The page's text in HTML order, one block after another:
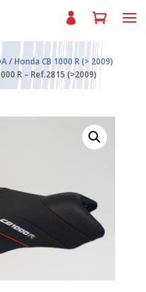
/Honda CB 1000 R (> 2009)
R – Ref.2815 (>2009)